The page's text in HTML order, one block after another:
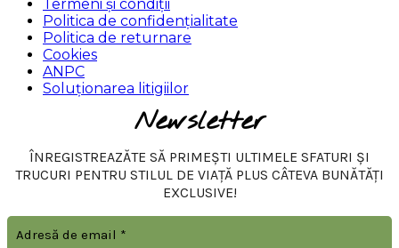
Termeni și condiții
Politica de confidențialitate
Politica de returnare
Cookies
ANPC
Soluționarea litigiilor
Newsletter
ÎNREGISTREAZĂTE SĂ PRIMEȘTI ULTIMELE SFATURI ȘI
TRUCURI PENTRU STILUL DE VIAȚĂ PLUS CÂTEVA BUNĂTĂȚI
EXCLUSIVE!